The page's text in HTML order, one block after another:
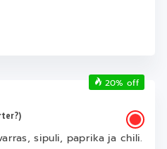
sipuli, paprika ja chili.
20% off